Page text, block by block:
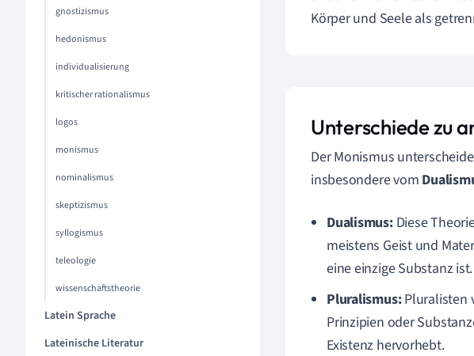
gnostizismus
hedonismus
individualisierung
kritischer rationalismus
logos
monismus
nominalismus
skeptizismus
syllogismus
teleologie
wissenschaftstheorie
Latein Sprache
Lateinische Literatur
Körper und Seele als
Unterschiede zu
Der Monismus
insbesondere vom
Dualismus:Diese
meistens Geist und
eine einzige Substanz ist.
Pluralismus:Pluralisten
Prinzipien oder
Existenz hervorhebt.